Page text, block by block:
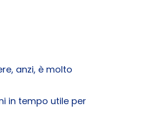
anzi, è molto
in tempo utile per